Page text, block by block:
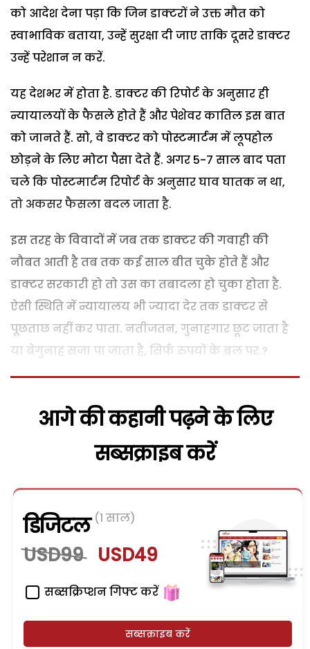
को आदेश देना पड़ा कि जिन डाक्टरों ने उक्त मौत को
स्वाभाविक बताया, उन्हें सुरक्षा दी जाए ताकि दूसरे डाक्टर
उन्हें परेशान न करें.
यह देशभर में होता है. डाक्टर की रिपोर्ट के अनुसार ही
न्यायालयों के फैसले होते हैं और पेशेवर कातिल इस बात
को जानते हैं. सो, वे डाक्टर को पोस्टमार्टम में लूपहोल
छोड़ने के लिए मोटा पैसा देते हैं. अगर 5-7 साल बाद पता
चले कि पोस्टमार्टम रिपोर्ट के अनुसार घाव घातक न था,
तो अकसर फैसला बदल जाता है.
इस तरह के विवादों में जब तक डाक्टर की गवाही की
नौबत आती है तब तक कई साल बीत चुके होते हैं और
डाक्टर सरकारी हो तो उस का तबादला हो चुका होता है.
ऐसी स्थिति में न्यायालय भी ज्यादा देर तक डाक्टर से
पूछताछ नहीं कर पाता. नतीजतन, गुनाहगार छूट जाता है
या बेगुनाह सजा पा जाता है, सिर्फ रुपयों के बल पर.?
आगे की कहानी पढ़ने के लिए
सब्सक्राइब करें
डिजिटल (1 साल)
USD99 USD49
सब्सक्रिप्शन गिफ्ट करें
सब्सक्राइब करें